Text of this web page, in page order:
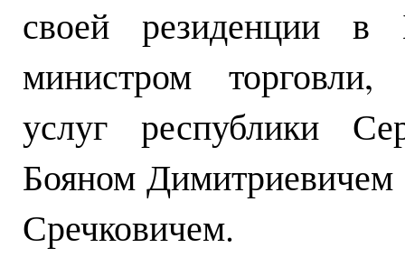
своей резиденции в
министром
услуг республики
Бояном
Сречковичем.